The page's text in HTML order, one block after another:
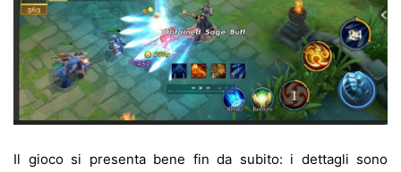
Il gioco si presenta bene fin da subito: i dettagli sono